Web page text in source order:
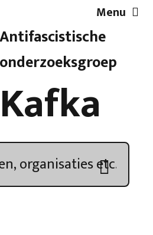
Antifascistische
onderzoeksgroep
Kafka
Menu